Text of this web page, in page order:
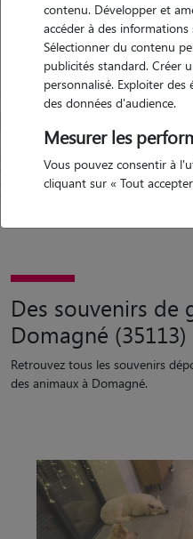
" Cela a été un
Rambo Chez
avons reçu des
régulièrement.
Précédent
Des souvenirs de
Domagné (35113)
Retrouvez tous les souvenirs
des animaux à Domagné.
contenu. Développer et
accéder à des
Sélectionner du contenu
publicités standard. Créer
personnalisé. Exploiter
des données d'audience.
Mesurer les
Vous pouvez consentir à
cliquant sur « Tout